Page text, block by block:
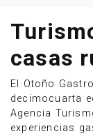
casas
El Otoño
decimocuarta
Agencia
experiencias